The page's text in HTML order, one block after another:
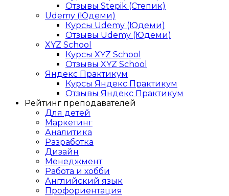
Отзывы Stepik (Степик)
Udemy (Юдеми)
Курсы Udemy (Юдеми)
Отзывы Udemy (Юдеми)
XYZ School
Курсы XYZ School
Отзывы XYZ School
Яндекс Практикум
Курсы Яндекс Практикум
Отзывы Яндекс Практикум
Рейтинг преподавателей
Для детей
Маркетинг
Аналитика
Разработка
Дизайн
Менеджмент
Работа и хобби
Английский язык
Профориентация